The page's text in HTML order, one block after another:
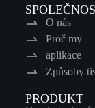
O nás
Proč my
aplikace
Způsoby
PRODUKT